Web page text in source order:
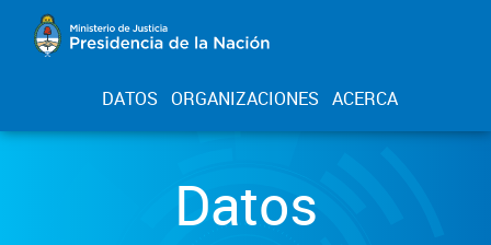
DATOS ORGANIZACIONES ACERCA
Datos